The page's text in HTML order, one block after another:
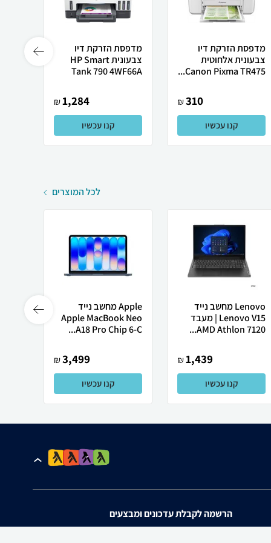
מדפסת הזרקת דיו
צבעונית אלחוטית
Canon Pixma TR475...
310
₪
קנו עכשיו
מדפסת הזרקת דיו
צבעונית HP Smart
Tank 790 4WF66A
1,284
₪
קנו עכשיו
לכל המוצרים
Lenovo מחשב נייד
Lenovo V15 | מעבד
AMD Athlon 7120...
1,439
₪
קנו עכשיו
Apple מחשב נייד
Apple MacBook Neo
A18 Pro Chip 6-C...
3,499
₪
קנו עכשיו
הרשמה לקבלת עדכונים ומבצעים